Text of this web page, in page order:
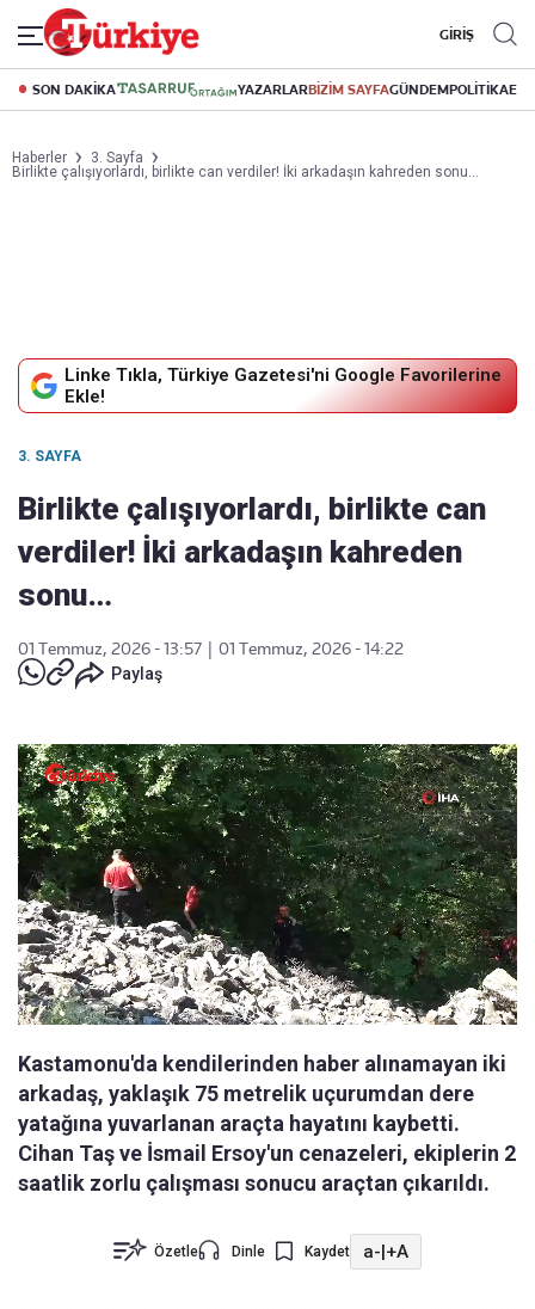
GİRİŞ
SON DAKİKA YAZARLARBİZİM SAYFAGÜNDEMPOLİTİKA
Haberler
3. Sayfa
Birlikte çalışıyorlardı, birlikte can verdiler! İki arkadaşın kahreden sonu…
Linke Tıkla, Türkiye Gazetesi'ni Google Favorilerine
Ekle!
3. SAYFA
Birlikte çalışıyorlardı, birlikte can
verdiler! İki arkadaşın kahreden
sonu…
01 Temmuz, 2026 - 13:57
01 Temmuz, 2026 - 14:22
Paylaş
Kastamonu'da kendilerinden haber alınamayan iki
arkadaş, yaklaşık 75 metrelik uçurumdan dere
yatağına yuvarlanan araçta hayatını kaybetti.
Cihan Taş ve İsmail Ersoy'un cenazeleri, ekiplerin 2
saatlik zorlu çalışması sonucu araçtan çıkarıldı.
Özetle Dinle Kaydet a-|+A